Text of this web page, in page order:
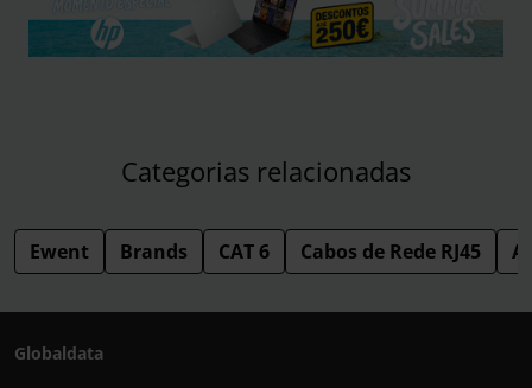
Categorias relacionadas
Ewent Brands CAT 6 Cabos de Rede RJ45
Globaldata